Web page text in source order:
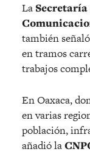
La
también
en tramos
trabajos
En Oaxaca,
en varias
población,
añadió la